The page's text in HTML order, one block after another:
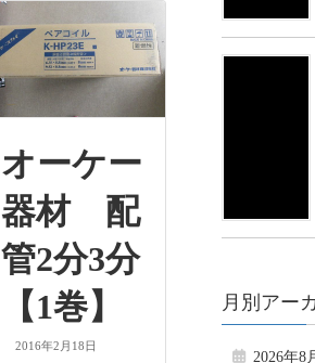
オーケー
器材 配
管2分3分
【1巻】
2016年2月18日
月別アー
2026年8